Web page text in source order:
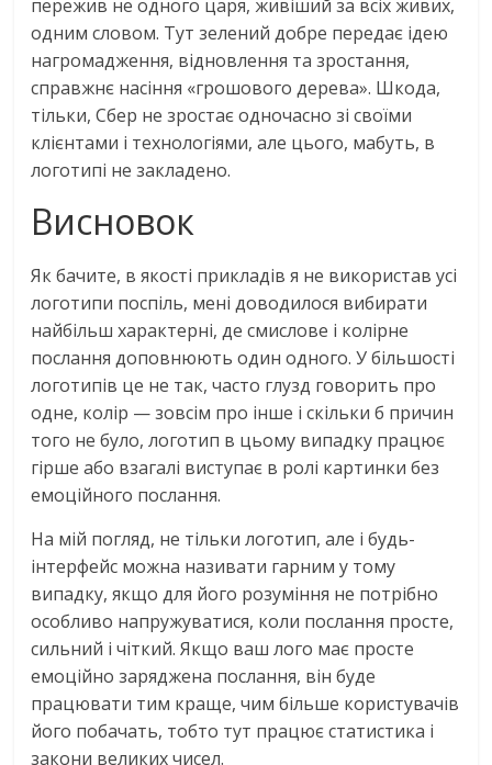
пережив не одного царя, живіший за всіх живих,
одним словом. Тут зелений добре передає ідею
нагромадження, відновлення та зростання,
справжнє насіння «грошового дерева». Шкода,
тільки, Сбер не зростає одночасно зі своїми
клієнтами і технологіями, але цього, мабуть, в
логотипі не закладено.
Висновок
Як бачите, в якості прикладів я не використав усі
логотипи поспіль, мені доводилося вибирати
найбільш характерні, де смислове і колірне
послання доповнюють один одного. У більшості
логотипів це не так, часто глузд говорить про
одне, колір — зовсім про інше і скільки б причин
того не було, логотип в цьому випадку працює
гірше або взагалі виступає в ролі картинки без
емоційного послання.
На мій погляд, не тільки логотип, але і будь-
інтерфейс можна називати гарним у тому
випадку, якщо для його розуміння не потрібно
особливо напружуватися, коли послання просте,
сильний і чіткий. Якщо ваш лого має просте
емоційно заряджена послання, він буде
працювати тим краще, чим більше користувачів
його побачать, тобто тут працює статистика і
закони великих чисел.